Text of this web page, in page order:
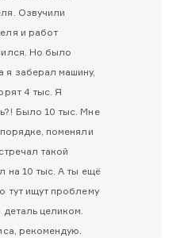
Озвучили
и работ
Но было
я заберал машину,
4 тыс. Я
Было 10 тыс. Мне
поменяли
такой
на 10 тыс. А ты ещё
тут ищут проблему
деталь целиком.
рекомендую.